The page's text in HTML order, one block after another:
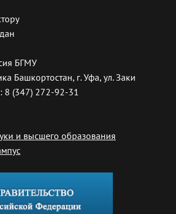
БГМУ
Башкортостан, г. Уфа, ул. Заки
8 (347) 272-92-31
и высшего образования